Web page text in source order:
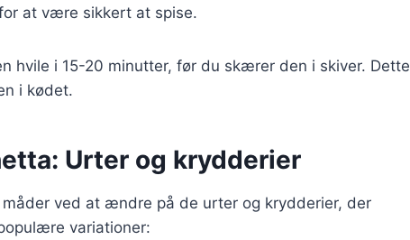
at være sikkert at spise.
hvile i 15-20 minutter, før du skærer den i skiver. Dette
i kødet.
Urter og krydderier
ved at ændre på de urter og krydderier, der
variationer: